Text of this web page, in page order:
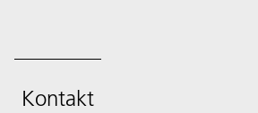
Kontakt